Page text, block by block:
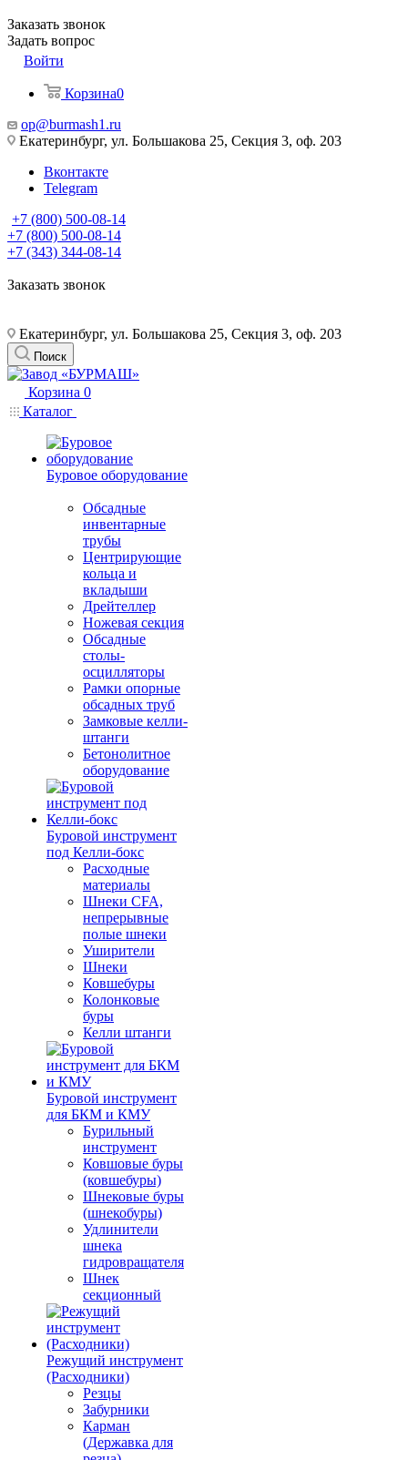
Заказать звонок
Задать вопрос
Войти
Корзина0
op@burmash1.ru
Екатеринбург, ул. Большакова 25, Секция 3, оф. 203
Вконтакте
Telegram
+7 (800) 500-08-14
+7 (800) 500-08-14
+7 (343) 344-08-14
Заказать звонок
Екатеринбург, ул. Большакова 25, Секция 3, оф. 203
Поиск
Корзина 0
Каталог
Буровое оборудование
Обсадные
инвентарные
трубы
Центрирующие
кольца и
вкладыши
Дрейтеллер
Ножевая секция
Обсадные
столы-
осцилляторы
Рамки опорные
обсадных труб
Замковые келли-
штанги
Бетонолитное
оборудование
Буровой инструмент
под Келли-бокс
Расходные
материалы
Шнеки CFA,
непрерывные
полые шнеки
Уширители
Шнеки
Ковшебуры
Колонковые
буры
Келли штанги
Буровой инструмент
для БКМ и КМУ
Бурильный
инструмент
Ковшовые буры
(ковшебуры)
Шнековые буры
(шнекобуры)
Удлинители
шнека
гидровращателя
Шнек
секционный
Режущий инструмент
(Расходники)
Резцы
Забурники
Карман
(Державка для